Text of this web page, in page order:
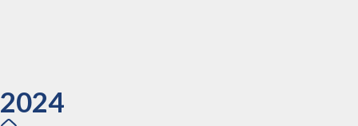
2024